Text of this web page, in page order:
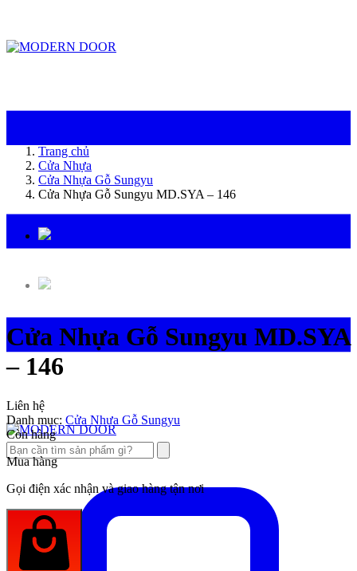
Trang chủ
Cửa Nhựa
Cửa Nhựa Gỗ Sungyu
Cửa Nhựa Gỗ Sungyu MD.SYA – 146
Cửa Nhựa Gỗ Sungyu MD.SYA
– 146
Liên hệ
Danh mục: Cửa Nhựa Gỗ Sungyu
Còn hàng
Mua hàng
Gọi điện xác nhận và giao hàng tận nơi